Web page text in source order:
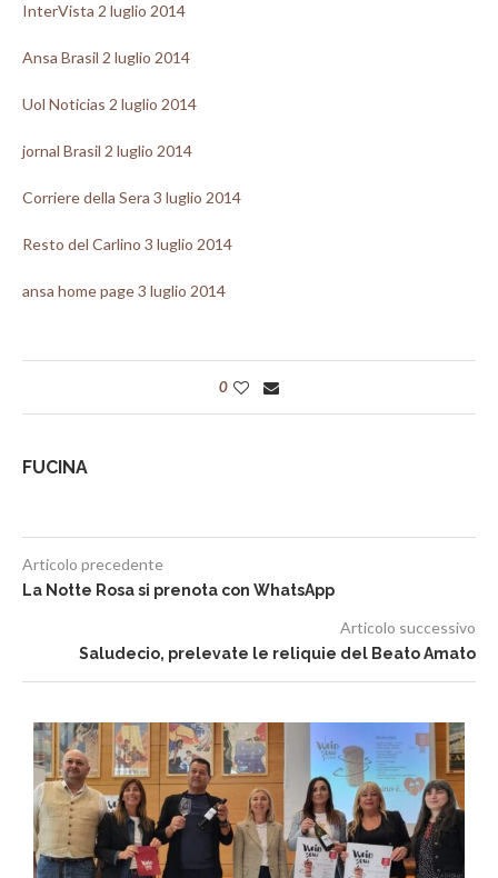
InterVista 2 luglio 2014
Ansa Brasil 2 luglio 2014
Uol Noticias 2 luglio 2014
jornal Brasil 2 luglio 2014
Corriere della Sera 3 luglio 2014
Resto del Carlino 3 luglio 2014
ansa home page 3 luglio 2014
0
FUCINA
Articolo precedente
La Notte Rosa si prenota con WhatsApp
Articolo successivo
Saludecio, prelevate le reliquie del Beato Amato